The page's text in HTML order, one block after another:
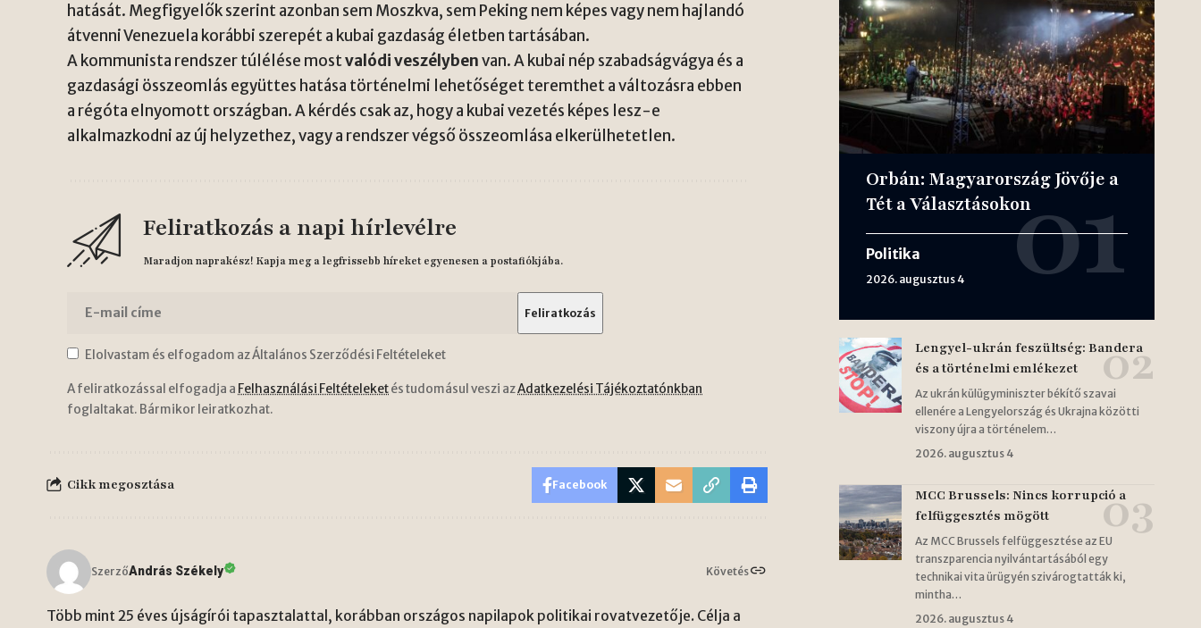
hatását. Megfigyelők szerint azonban sem Moszkva, sem Peking nem képes vagy nem hajlandó
átvenni Venezuela korábbi szerepét a kubai gazdaság életben tartásában.
A kommunista rendszer túlélése mostvalódi veszélybenvan. A kubai nép szabadságvágya és a
gazdasági összeomlás együttes hatása történelmi lehetőséget teremthet a változásra ebben
a régóta elnyomott országban. A kérdés csak az, hogy a kubai vezetés képes lesz-e
alkalmazkodni az új helyzethez, vagy a rendszer végső összeomlása elkerülhetetlen.
Feliratkozás a napi hírlevélre
Maradjon naprakész! Kapja meg a legfrissebb híreket egyenesen a postafiókjába.
Elolvastam és elfogadom az Általános Szerződési Feltételeket
A feliratkozással elfogadja a Felhasználási Feltételeketés tudomásul veszi azAdatkezelési Tájékoztatónkban
foglaltakat. Bármikor leiratkozhat.
Cikk megosztása Facebook
SzerzőAndrás Székely Követés
Több mint 25 éves újságírói tapasztalattal, korábban országos napilapok politikai rovatvezetője. Célja a
Orbán: Magyarország Jövője a
Tét a Választásokon
Politika
2026. augusztus 4
Lengyel-ukrán feszültség: Bandera
és a történelmi emlékezet
Az ukrán külügyminiszter békítő szavai
ellenére a Lengyelország és Ukrajna közötti
viszony újra a történelem…
2026. augusztus 4
MCC Brussels: Nincs korrupció a
felfüggesztés mögött
Az MCC Brussels felfüggesztése az EU
transzparencia nyilvántartásából egy
technikai vita ürügyén szivárogtatták ki,
mintha…
2026. augusztus 4